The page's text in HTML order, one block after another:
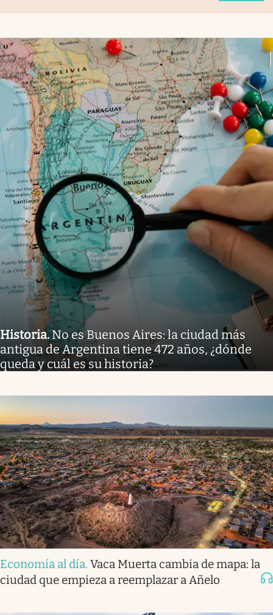
Historia. No es Buenos Aires: la ciudad más
antigua de Argentina tiene 472 años, ¿dónde
queda y cuál es su historia?
Economía al día. Vaca Muerta cambia de mapa: la
ciudad que empieza a reemplazar a Añelo